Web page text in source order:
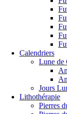
Calendriers
Lune de
Jours
Lithothérapie
Pierres